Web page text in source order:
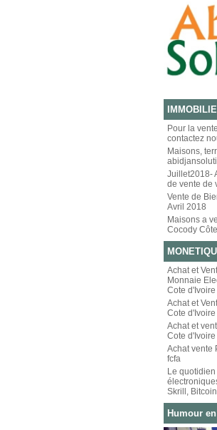
Pour la
contactez
Maisons,
Juillet2018-
de vente de
Vente de
Avril 2018
Maisons a
Cocody
Achat et
Monnaie
Cote d'Ivoire
Achat et
Cote d'Ivoire
Achat et
Cote d'Ivoire
Achat vente
fcfa
Le
Skrill,
Humour
Ventes